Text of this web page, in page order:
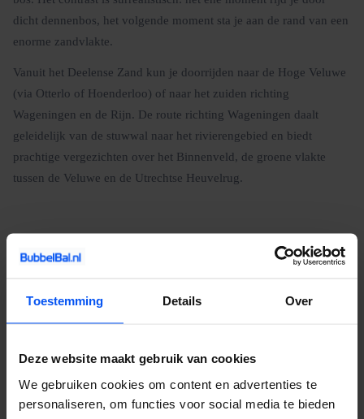
Toestemming Details Over
Deze website maakt gebruik van cookies
We gebruiken cookies om content en advertenties te
personaliseren, om functies voor social media te bieden
dicht dennenbos, het volgende moment sta je aan de rand van een
enorme zandvlakte.
Vanuit het Deelense Zand kun je doorrijden naar de Hoge Veluwe
(via Otterlo of Hoenderloo) of naar het zuiden richting
Wageningen en de Rijn. De route richting Wageningen daalt
geleidelijk van de stuwwal naar het rivierengebied en biedt
prachtige vergezichten over het Binnenveld, de groene vlakte
tussen de Veluwe en de Utrechtse Heuvelrug.
Meer e-chopper locaties in Gelderland
Apeldoorn